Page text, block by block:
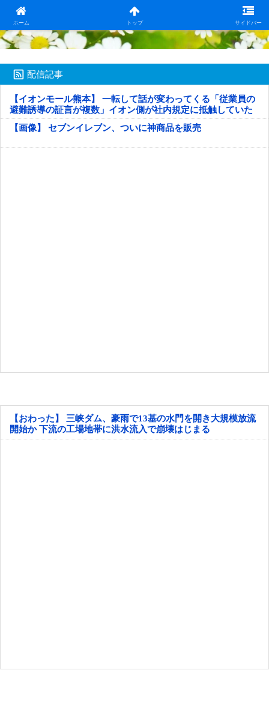
ホーム トップ サイドバー
日本第一！ニュース録
配信記事
【イオンモール熊本】 一転して話が変わってくる「従業員の
避難誘導の証言が複数」イオン側が社内規定に抵触していた
疑い
【画像】 セブンイレブン、ついに神商品を販売
【おわった】 三峡ダム、豪雨で13基の水門を開き大規模放流
開始か 下流の工場地帯に洪水流入で崩壊はじまる